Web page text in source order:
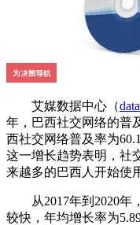
艾媒数据中心（
年，巴西社交网络的普
西社交网络普及率为
这一增长趋势表明，社
来越多的巴西人开始使
从2017年到2020年
较快，年均增长率为